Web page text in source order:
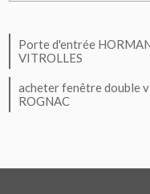
Porte d'entrée
VITROLLES
acheter fenêtre double
ROGNAC